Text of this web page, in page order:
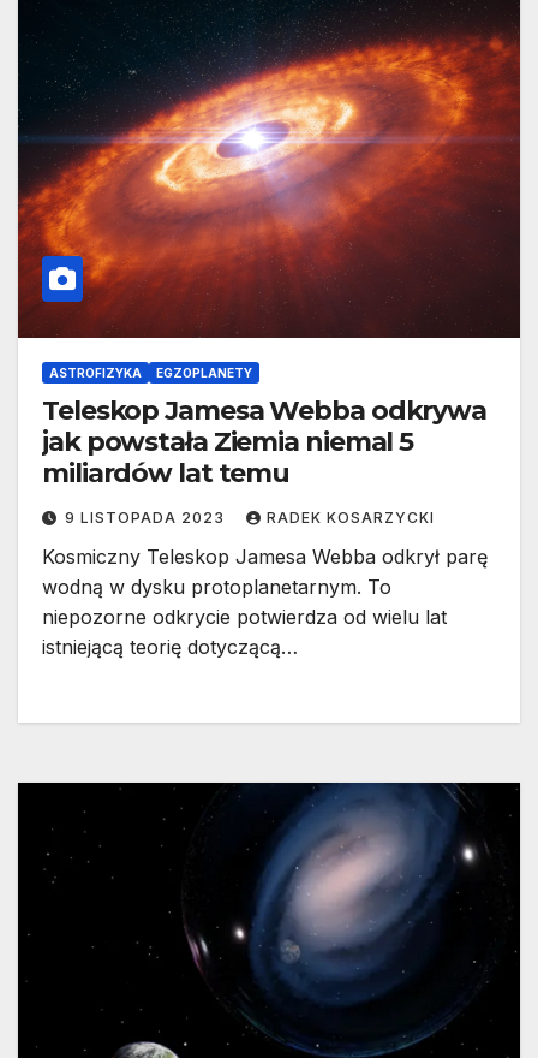
ASTROFIZYKA EGZOPLANETY
Teleskop Jamesa Webba odkrywa
jak powstała Ziemia niemal 5
miliardów lat temu
9 LISTOPADA 2023 RADEK KOSARZYCKI
Kosmiczny Teleskop Jamesa Webba odkrył parę
wodną w dysku protoplanetarnym. To
niepozorne odkrycie potwierdza od wielu lat
istniejącą teorię dotyczącą…